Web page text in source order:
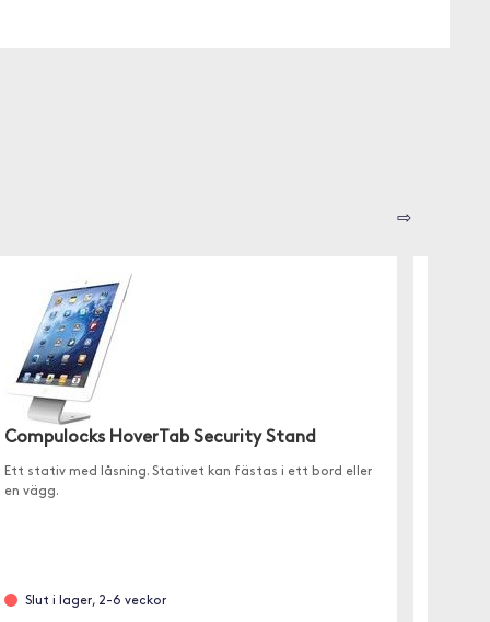
⇨
Compulocks HoverTab Security Stand
Ett stativ med låsning. Stativet kan fästas i ett bord eller
en vägg.
Slut i lager, 2-6 veckor